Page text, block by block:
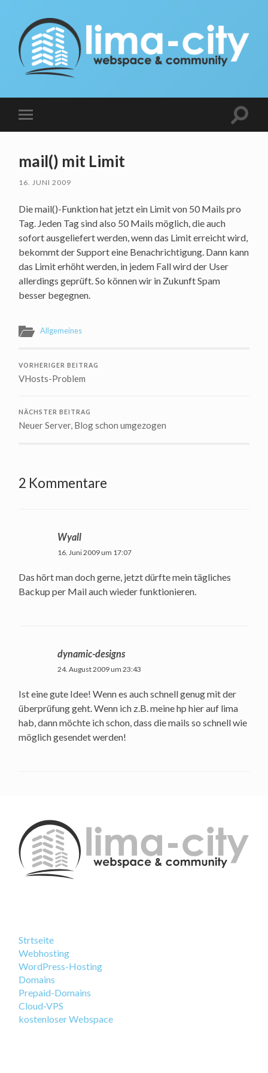
Blog
Mobile-
Menü
mail() mit Limit
16. JUNI 2009
Die mail()-Funktion hat jetzt ein Limit von 50 Mails pro
Tag. Jeden Tag sind also 50 Mails möglich, die auch
sofort ausgeliefert werden, wenn das Limit erreicht wird,
bekommt der Support eine Benachrichtigung. Dann kann
das Limit erhöht werden, in jedem Fall wird der User
allerdings geprüft. So können wir in Zukunft Spam
besser begegnen.
Allgemeines
VORHERIGER BEITRAG
VHosts-Problem
NÄCHSTER BEITRAG
Neuer Server, Blog schon umgezogen
2 Kommentare
Wyall
16. Juni 2009 um 17:07
Das hört man doch gerne, jetzt dürfte mein tägliches
Backup per Mail auch wieder funktionieren.
dynamic-designs
24. August 2009 um 23:43
Ist eine gute Idee! Wenn es auch schnell genug mit der
überprüfung geht. Wenn ich z.B. meine hp hier auf lima
hab, dann möchte ich schon, dass die mails so schnell wie
möglich gesendet werden!
Strtseite
Webhosting
WordPress-Hosting
Domains
Prepaid-Domains
Cloud-VPS
kostenloser Webspace